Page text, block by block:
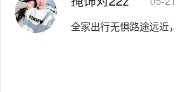
全家出行无惧路途远近